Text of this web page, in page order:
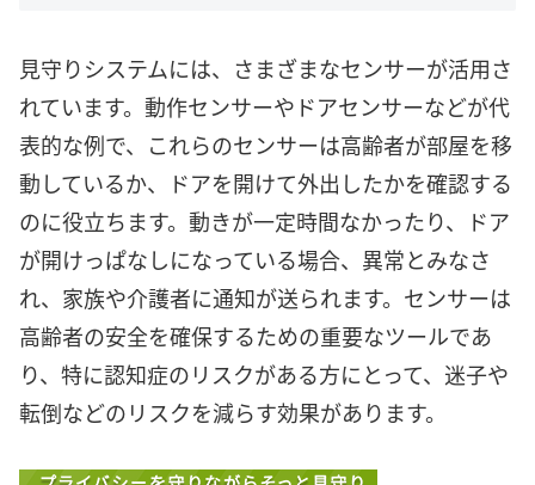
見守りシステムには、さまざまなセンサーが活用さ
れています。動作センサーやドアセンサーなどが代
表的な例で、これらのセンサーは高齢者が部屋を移
動しているか、ドアを開けて外出したかを確認する
のに役立ちます。動きが一定時間なかったり、ドア
が開けっぱなしになっている場合、異常とみなさ
れ、家族や介護者に通知が送られます。センサーは
高齢者の安全を確保するための重要なツールであ
り、特に認知症のリスクがある方にとって、迷子や
転倒などのリスクを減らす効果があります。